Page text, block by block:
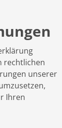
rechtlichen
unserer
Ihren